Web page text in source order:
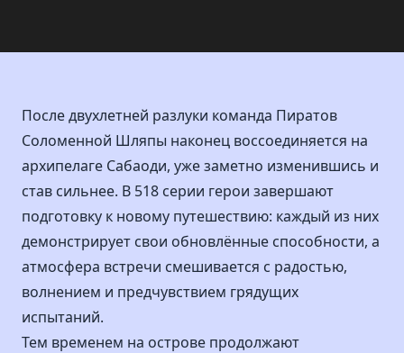
После двухлетней разлуки команда Пиратов
Соломенной Шляпы наконец воссоединяется на
архипелаге Сабаоди, уже заметно изменившись и
став сильнее. В 518 серии герои завершают
подготовку к новому путешествию: каждый из них
демонстрирует свои обновлённые способности, а
атмосфера встречи смешивается с радостью,
волнением и предчувствием грядущих
испытаний.
Тем временем на острове продолжают